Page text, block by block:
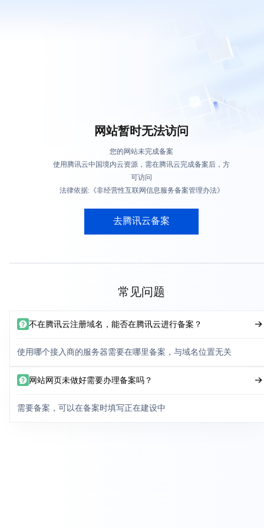
网站暂时无法访问
您的网站未完成备案
使用腾讯云中国境内云资源，需在腾讯云完成备案后，方
可访问
法律依据:《非经营性互联网信息服务备案管理办法》
去腾讯云备案
常见问题
不在腾讯云注册域名，能否在腾讯云进行备案？
使用哪个接入商的服务器需要在哪里备案，与域名位置无关
网站网页未做好需要办理备案吗？
需要备案，可以在备案时填写正在建设中